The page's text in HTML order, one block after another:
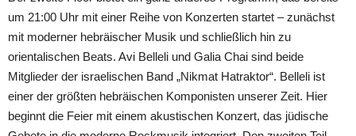
um 21:00 Uhr mit einer Reihe von Konzerten startet – zunächst
mit moderner hebräischer Musik und schließlich hin zu
orientalischen Beats. Avi Belleli und Galia Chai sind beide
Mitglieder der israelischen Band „Nikmat Hatraktor“. Belleli ist
einer der größten hebräischen Komponisten unserer Zeit. Hier
beginnt die Feier mit einem akustischen Konzert, das jüdische